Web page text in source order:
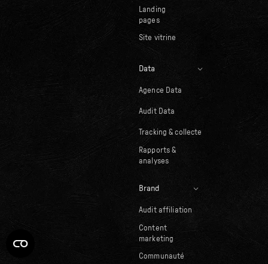
Landing
pages
Site vitrine
Data
Agence Data
Audit Data
Tracking & collecte
Rapports &
analyses
Brand
Audit affiliation
Content
marketing
Communauté